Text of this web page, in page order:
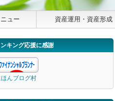
ュー 資産運用・資産形成
キング応援に感謝
ほんブログ村